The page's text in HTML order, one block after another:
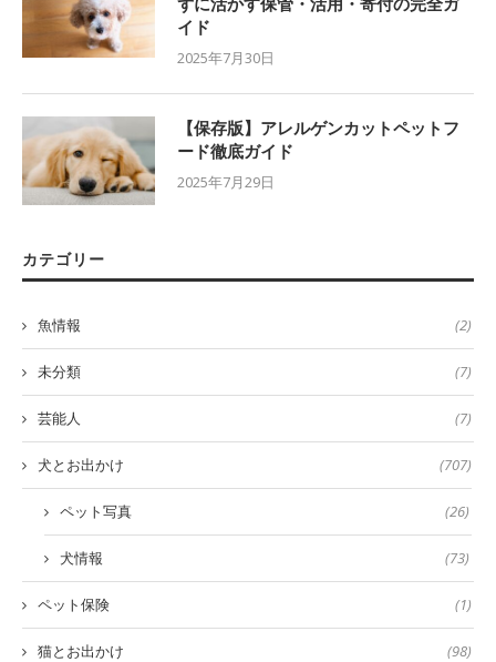
イド
2025年7月30日
【保存版】アレルゲンカットペットフ
ード徹底ガイド
2025年7月29日
カテゴリー
魚情報 (2)
未分類 (7)
芸能人 (7)
犬とお出かけ (707)
ペット写真 (26)
犬情報 (73)
ペット保険 (1)
猫とお出かけ (98)